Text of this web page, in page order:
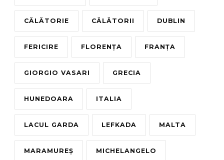
CĂLĂTORIE CĂLĂTORII DUBLIN
FERICIRE FLORENȚA FRANȚA
GIORGIO VASARI GRECIA
HUNEDOARA ITALIA
LACUL GARDA LEFKADA MALTA
MARAMUREȘ MICHELANGELO